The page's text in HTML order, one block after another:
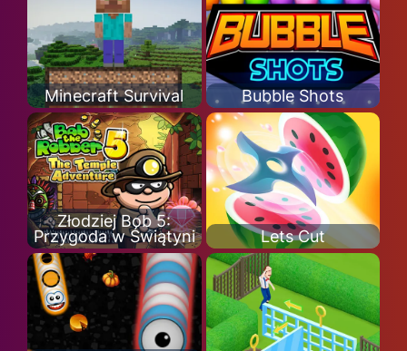
Minecraft Survival Bubble Shots
Złodziej Bob 5:
Przygoda w Świątyni
Lets Cut